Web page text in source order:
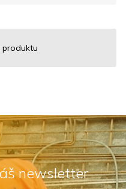
produktu
newsletter